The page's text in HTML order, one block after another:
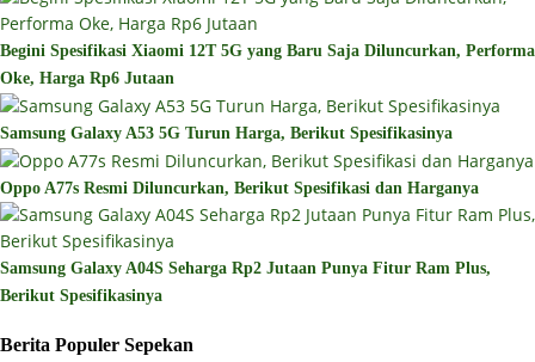
Begini Spesifikasi Xiaomi 12T 5G yang Baru Saja Diluncurkan, Performa
Oke, Harga Rp6 Jutaan
Samsung Galaxy A53 5G Turun Harga, Berikut Spesifikasinya
Oppo A77s Resmi Diluncurkan, Berikut Spesifikasi dan Harganya
Samsung Galaxy A04S Seharga Rp2 Jutaan Punya Fitur Ram Plus,
Berikut Spesifikasinya
Berita Populer Sepekan